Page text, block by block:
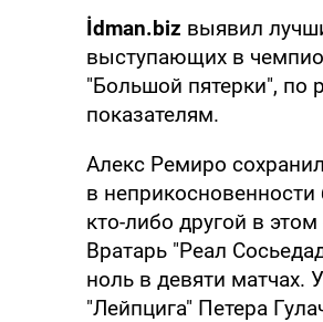
İdman.biz выявил
выступающих в
"Большой пятерки", по
показателям.
Алекс Ремиро
в
кто-либо другой в этом
Вратарь "Реал
ноль в девяти матчах.
"Лейпцига" Петера